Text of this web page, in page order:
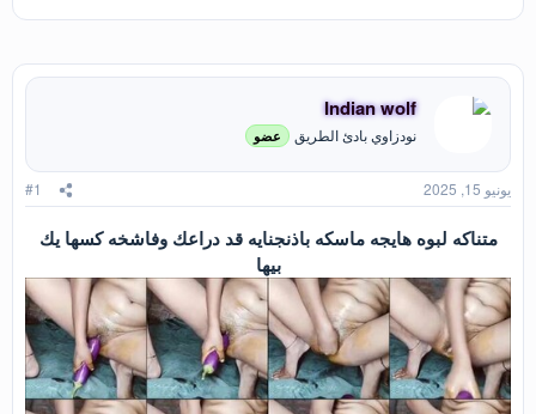
د
ا
م
و
ع
ر
خ
ل
ب
ء
Indian wolf
نودزاوي بادئ الطريق عضو
يونيو 15, 2025 #1
متناكه لبوه هايجه ماسكه باذنجنايه قد دراعك وفاشخه كسها يك
بيها